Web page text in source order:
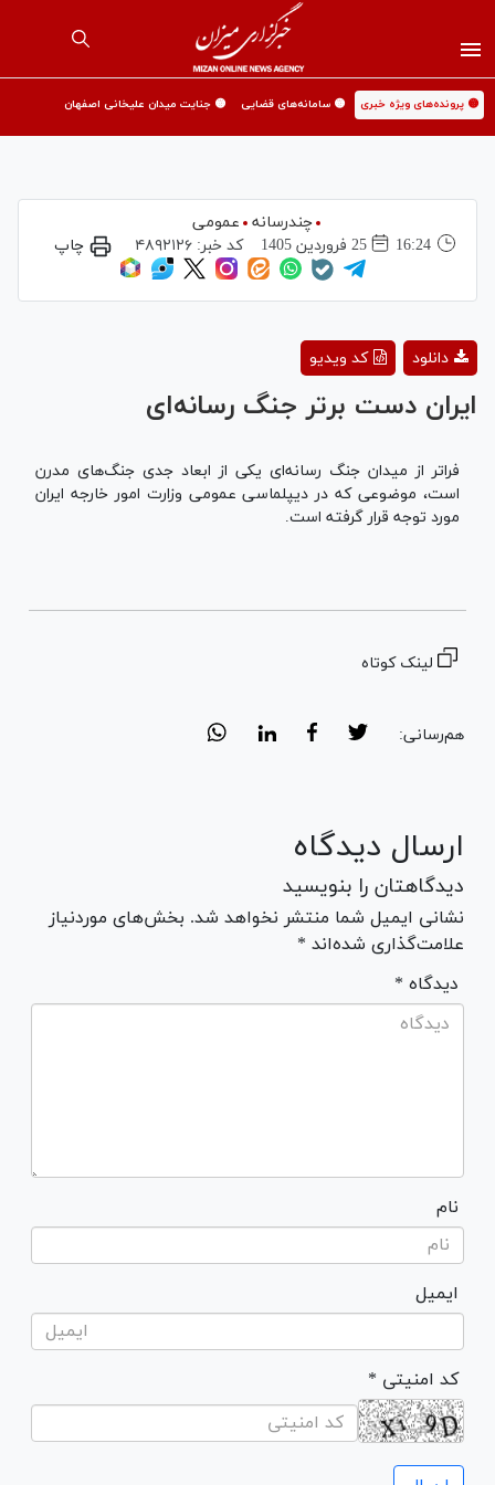
🟡 پرونده‌های ویژه خبری 🟡 سامانه‌های قضایی 🟡 جنایت میدان علیخانی اصفهان
چندرسانه
عمومی
16:24
25 فروردين 1405 کد خبر:۴۸۹۲۱۲۶ چاپ
Video
کد ویدیو دانلود
ایران دست برتر جنگ رسانه‌ای
فراتر از میدان جنگ رسانه‌ای یکی از ابعاد جدی جنگ‌های مدرن
است، موضوعی که در دیپلماسی عمومی وزارت امور خارجه ایران
مورد توجه قرار گرفته است.
لینک کوتاه
هم‌رسانی:
ارسال دیدگاه
دیدگاهتان را بنویسید
نشانی ایمیل شما منتشر نخواهد شد. بخش‌های موردنیاز
علامت‌گذاری شده‌اند *
* دیدگاه
نام
ایمیل
* کد امنیتی